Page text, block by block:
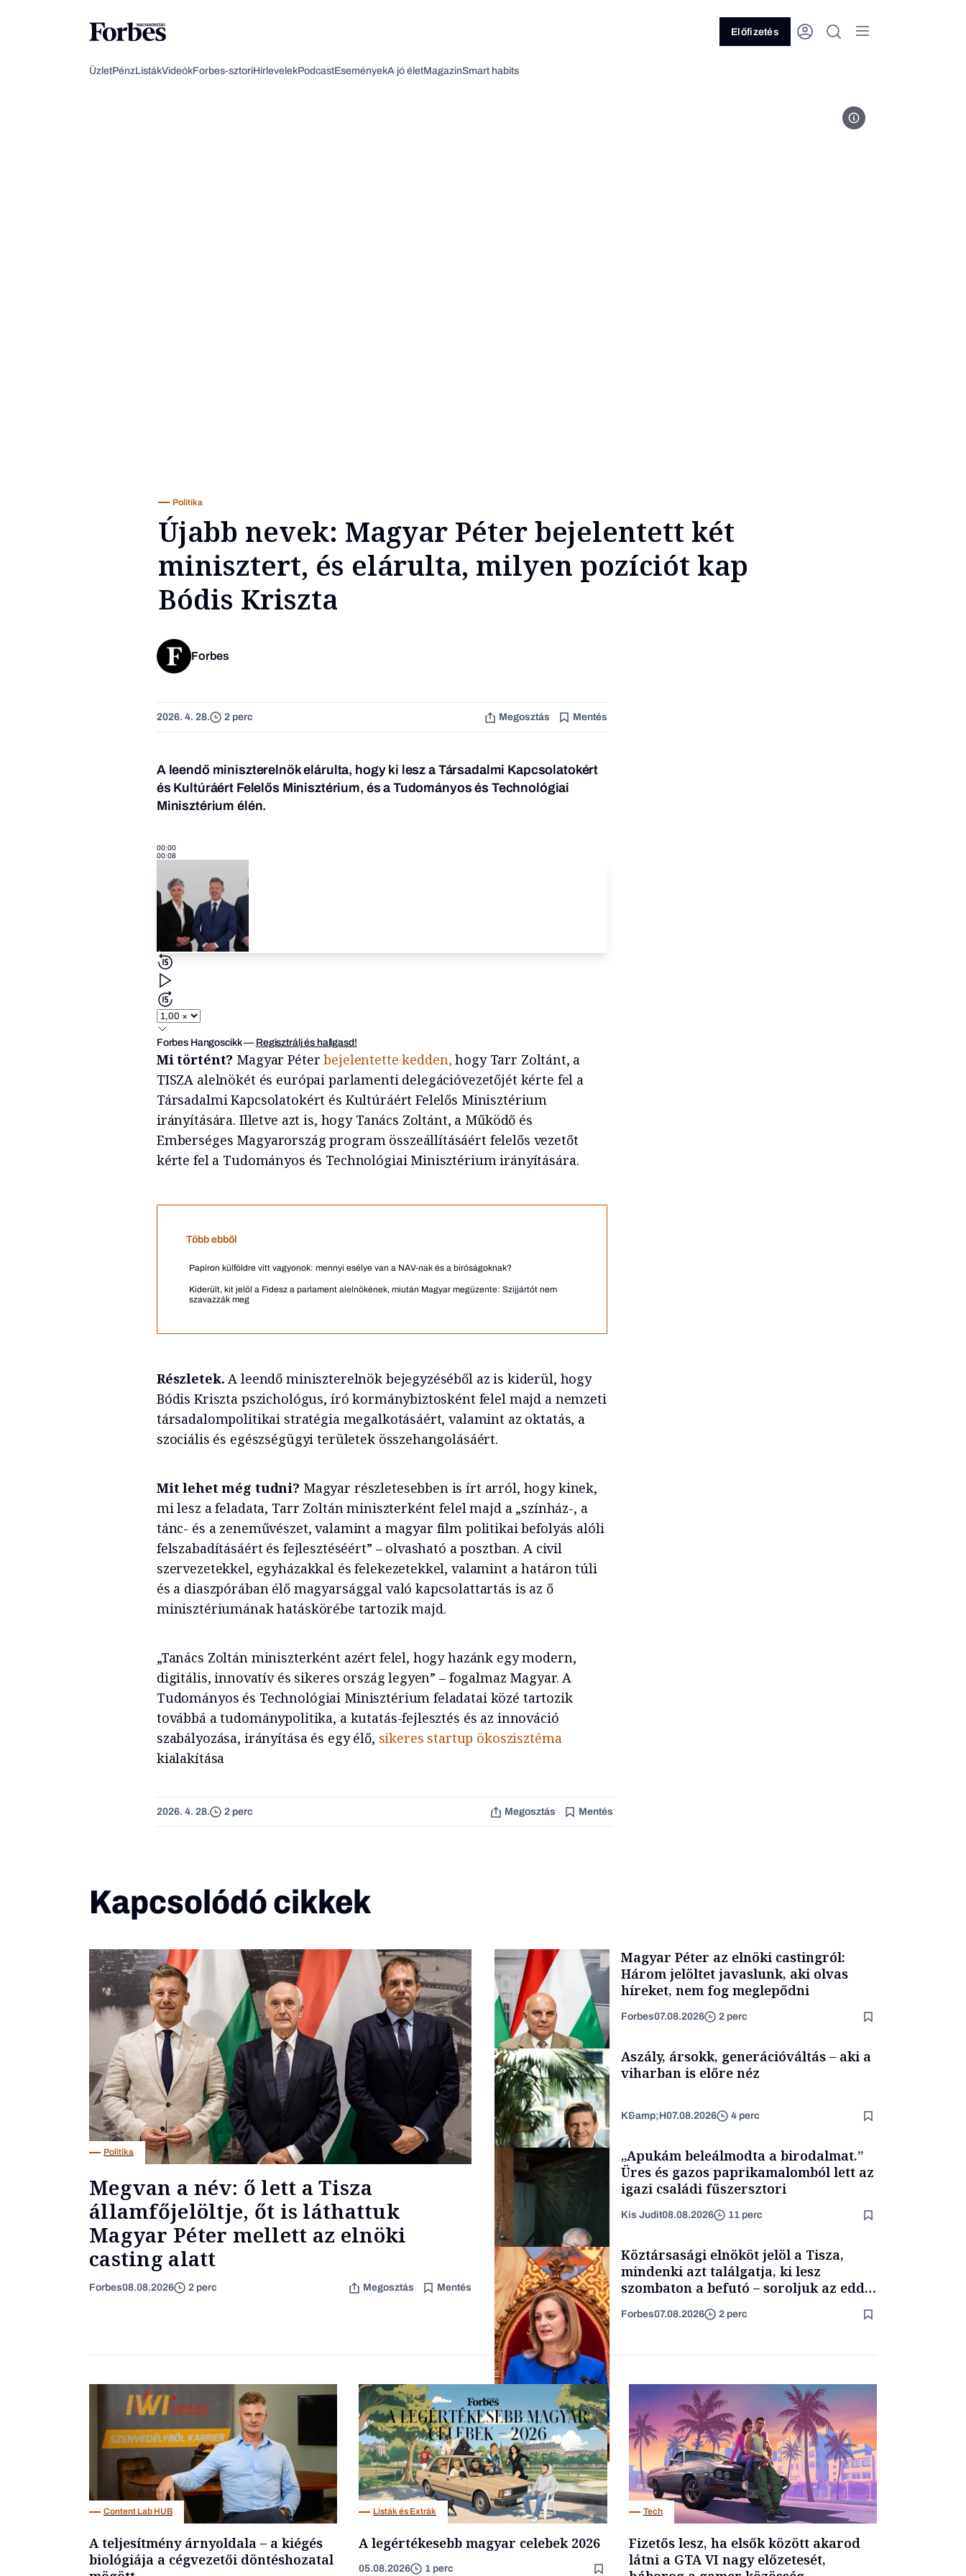
Előfizetés
ÜzletPénzListákVideókForbes-sztoriHírlevelekPodcastEseményekA jó életMagazinSmart habits
Fotó: Magyar Péter Facebook-
Politika
Újabb nevek: Magyar Péter bejelentett két
minisztert, és elárulta, milyen pozíciót kap
Bódis Kriszta
Forbes
2026. 4. 28. 2 perc Megosztás Mentés
A leendő miniszterelnök elárulta, hogy ki lesz a Társadalmi Kapcsolatokért
és Kultúráért Felelős Minisztérium, és a Tudományos és Technológiai
Minisztérium élén.
00:00
00:08
Forbes Hangoscikk— Regisztrálj és hallgasd!
Mi történt? Magyar Péter bejelentette kedden,hogy Tarr Zoltánt, a
TISZA alelnökét és európai parlamenti delegációvezetőjét kérte fel a
Társadalmi Kapcsolatokért és Kultúráért Felelős Minisztérium
irányítására. Illetve azt is, hogy Tanács Zoltánt, a Működő és
Emberséges Magyarország program összeállításáért felelős vezetőt
kérte fel a Tudományos és Technológiai Minisztérium irányítására.
Több ebből
Papíron külföldre vitt vagyonok: mennyi esélye van a NAV-nak és a bíróságoknak?
Kiderült, kit jelöl a Fidesz a parlament alelnökének, miután Magyar megüzente: Szijjártót nem
szavazzák meg
Részletek. A leendő miniszterelnök bejegyzéséből az is kiderül, hogy
Bódis Kriszta pszichológus, író kormánybiztosként felel majd a nemzeti
társadalompolitikai stratégia megalkotásáért, valamint az oktatás, a
szociális és egészségügyi területek összehangolásáért.
Mit lehet még tudni? Magyar részletesebben is írt arról, hogy kinek,
mi lesz a feladata, Tarr Zoltán miniszterként felel majd a „színház-, a
tánc- és a zeneművészet, valamint a magyar film politikai befolyás alóli
felszabadításáért és fejlesztéséért” – olvasható a posztban. A civil
szervezetekkel, egyházakkal és felekezetekkel, valamint a határon túli
és a diaszpórában élő magyarsággal való kapcsolattartás is az ő
minisztériumának hatáskörébe tartozik majd.
„Tanács Zoltán miniszterként azért felel, hogy hazánk egy modern,
digitális, innovatív és sikeres ország legyen” – fogalmaz Magyar. A
Tudományos és Technológiai Minisztérium feladatai közé tartozik
továbbá a tudománypolitika, a kutatás-fejlesztés és az innováció
szabályozása, irányítása és egy élő, sikeres startup ökoszisztéma
kialakítása
2026. 4. 28. 2 perc Megosztás Mentés
Kapcsolódó cikkek
Politika
Megvan a név: ő lett a Tisza
államfőjelöltje, őt is láthattuk
Magyar Péter mellett az elnöki
casting alatt
Forbes08.08.2026 2 perc Megosztás Mentés
Politika
Magyar Péter az elnöki castingról:
Három jelöltet javaslunk, aki olvas
híreket, nem fog meglepődni
Forbes07.08.2026 2 perc
TÁMOGATÓI
TARTALOM
Aszály, ársokk, generációváltás – aki a
viharban is előre néz
K&amp;H07.08.2026 4 perc
Családi vállalkozások
„Apukám beleálmodta a birodalmat.”
Üres és gazos paprikamalomból lett az
igazi családi fűszersztori
Kis Judit08.08.2026 11 perc
Politika
Köztársasági elnököt jelöl a Tisza,
mindenki azt találgatja, ki lesz
szombaton a befutó – soroljuk az eddig
Forbes07.08.2026 2 perc
Content Lab HUB
A teljesítmény árnyoldala – a kiégés
biológiája a cégvezetői döntéshozatal
Listák és Extrák
A legértékesebb magyar celebek 2026
05.08.2026 1 perc
Tech
Fizetős lesz, ha elsők között akarod
látni a GTA VI nagy előzetesét,